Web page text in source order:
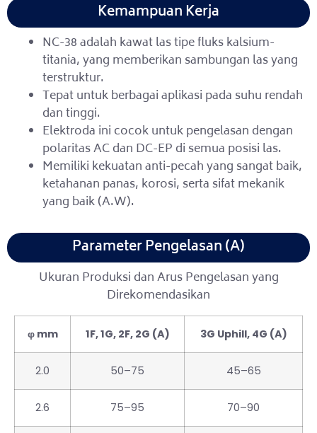
Kemampuan Kerja
NC-38 adalah kawat las tipe fluks kalsium-
titania, yang memberikan sambungan las yang
terstruktur.
Tepat untuk berbagai aplikasi pada suhu rendah
dan tinggi.
Elektroda ini cocok untuk pengelasan dengan
polaritas AC dan DC-EP di semua posisi las.
Memiliki kekuatan anti-pecah yang sangat baik,
ketahanan panas, korosi, serta sifat mekanik
yang baik (A.W).
Parameter Pengelasan (A)
Ukuran Produksi dan Arus Pengelasan yang
Direkomendasikan
φ mm 1F, 1G, 2F, 2G (A) 3G Uphill, 4G (A)
2.0 50–75 45–65
2.6 75–95 70–90